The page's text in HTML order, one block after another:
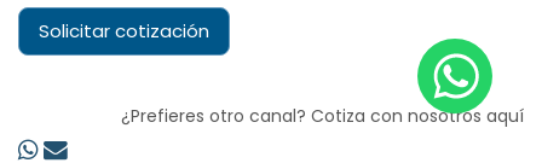
Solicitar cotización
¿Prefieres otro canal? Cotiza con nosotros aquí